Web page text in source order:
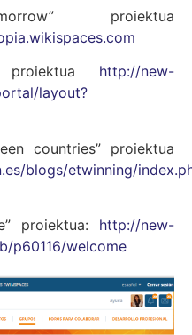
proiektua
proiektua http://new-
layout?
countries” proiektua
blogs/etwinning/
proiektua: http://new-
p60116/welcome